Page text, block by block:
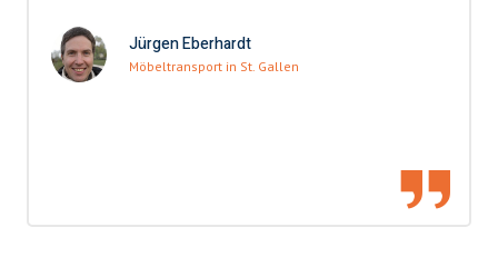
Jürgen Eberhardt
Möbeltransport in St. Gallen